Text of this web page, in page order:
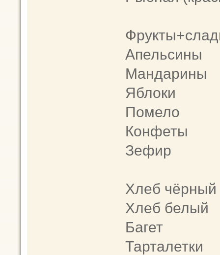
Апельсины
Мандарины
Яблоки
Помело
Конфеты
Зефир
Хлеб чёрный
Хлеб белый
Багет
Тарталетки